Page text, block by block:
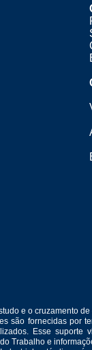
e o cruzamento
são fornecidas por
Esse
Trabalho e